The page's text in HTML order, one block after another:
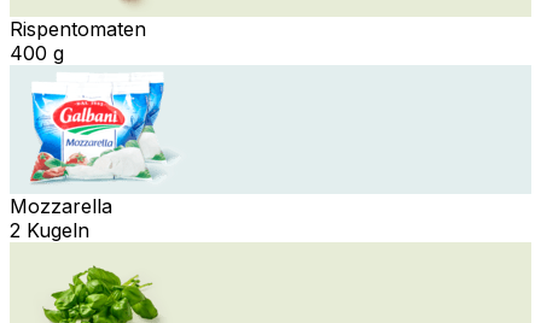
Rispentomaten
400 g
Mozzarella
2 Kugeln